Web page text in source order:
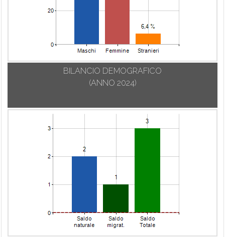
BILANCIO DEMOGRAFICO
(ANNO 2024)